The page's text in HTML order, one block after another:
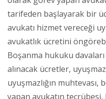
tarifeden başlayarak bir
avukatı hizmet vereceği
avukatlık ücretini
Boşanma hukuku
alınacak ücretler,
uyuşmazlığın
yapan avukatın tecrübesi,